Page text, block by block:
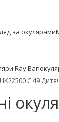
за окулярами
Ray Ban
C 49